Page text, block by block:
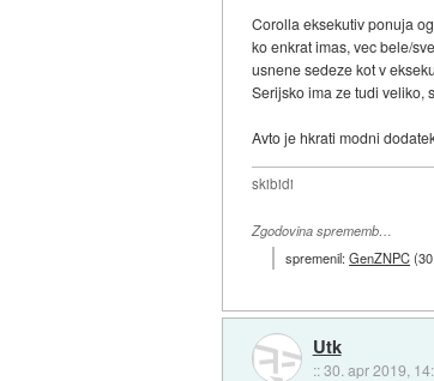
Corolla eksekutiv ponuja
ko enkrat imas, vec bele/
usnene sedeze kot v
Serijsko ima ze tudi veliko,
Avto je hkrati modni
skibidi
Zgodovina sprememb…
spremenil:GenZNPC(
Utk
::30. apr 2019,